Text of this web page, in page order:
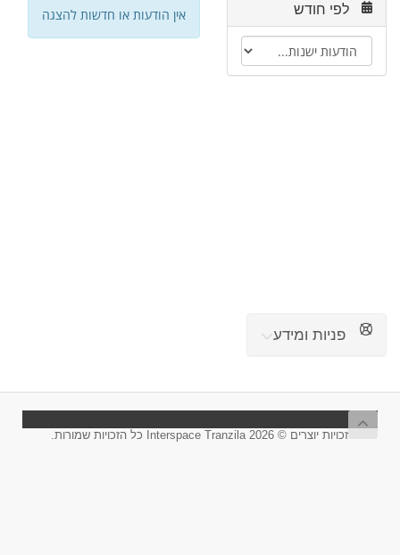
לפי חודש אין הודעות או חדשות להצגה
פניות ומידע
זכויות יוצרים © 2026 Interspace Tranzila כל הזכויות שמורות.